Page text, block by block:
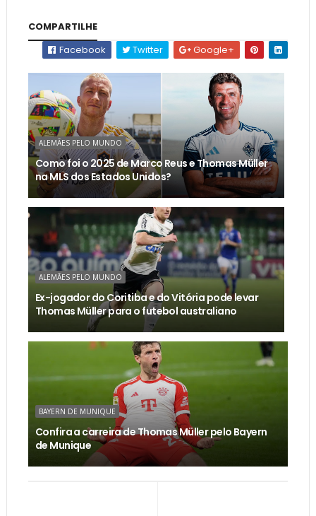
COMPARTILHE
Facebook
Twitter Google+
ALEMÃES PELO MUNDO
Como foi o 2025 de Marco Reus e Thomas Müller
na MLS dos Estados Unidos?
ALEMÃES PELO MUNDO
Ex-jogador do Coritiba e do Vitória pode levar
Thomas Müller para o futebol australiano
BAYERN DE MUNIQUE
Confira a carreira de Thomas Müller pelo Bayern
de Munique